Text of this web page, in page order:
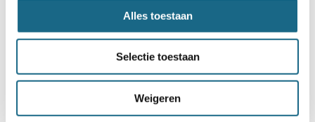
Alles toestaan
Selectie toestaan
Weigeren